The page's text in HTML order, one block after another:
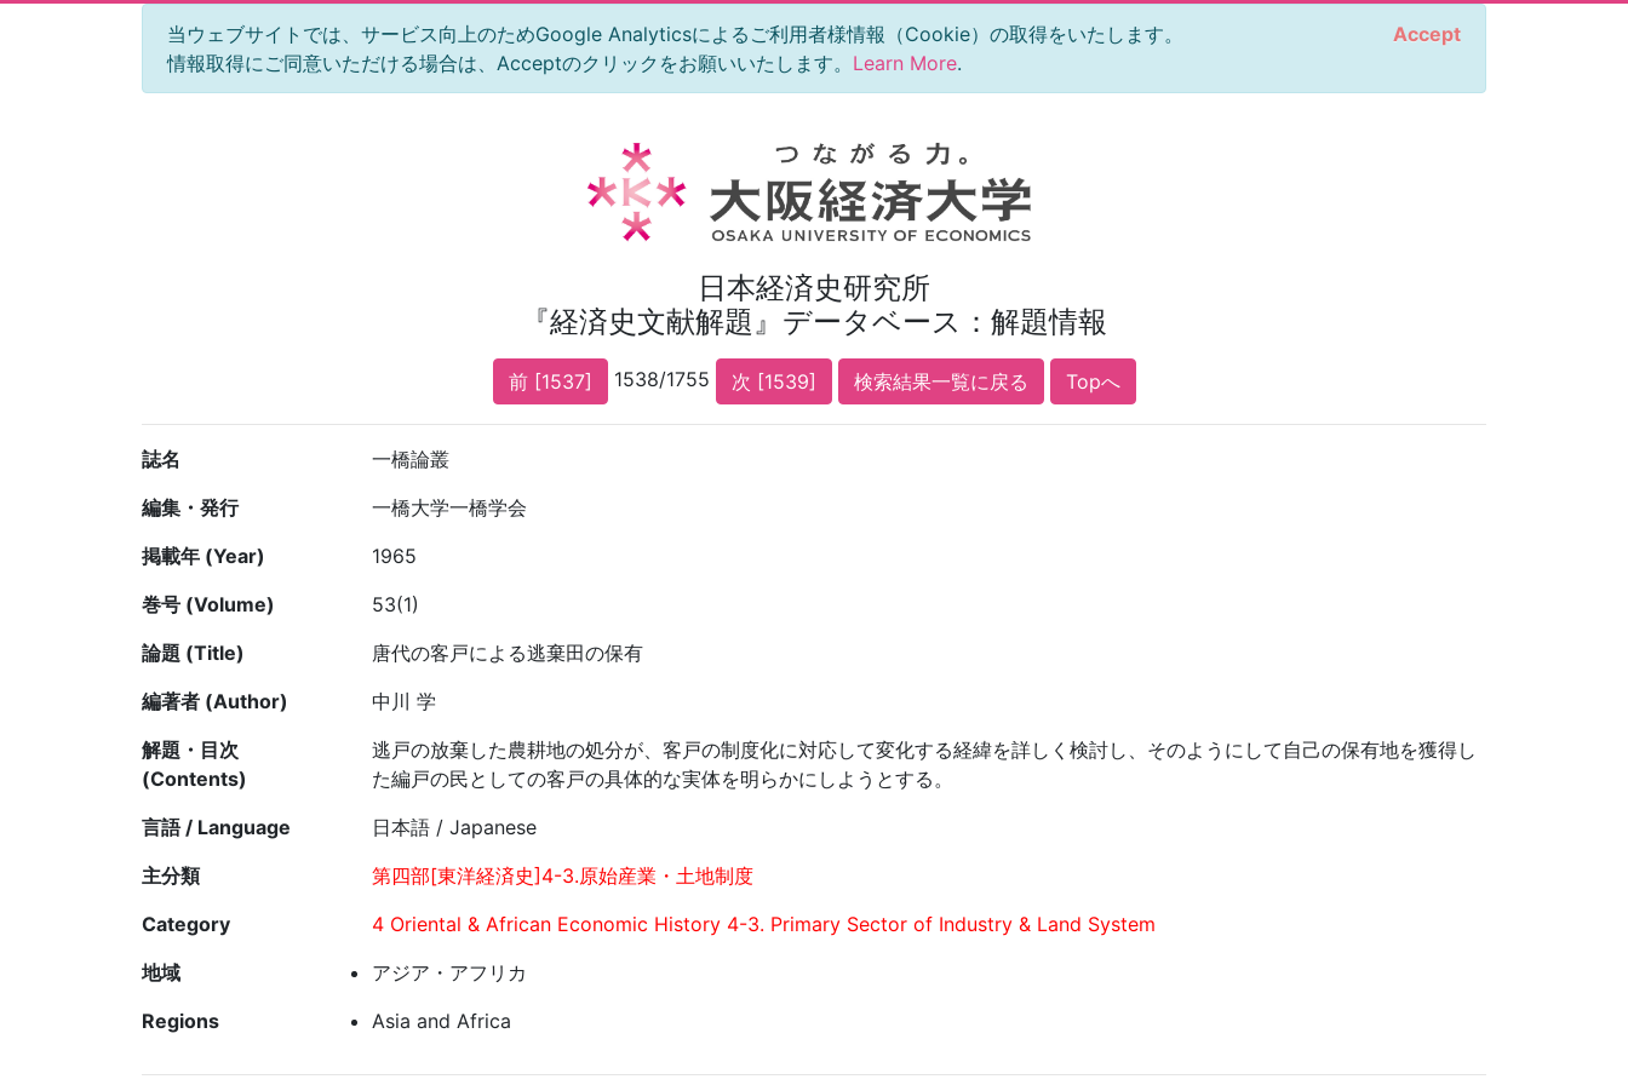
当ウェブサイトでは、サービス向上のためGoogle Analyticsによるご利用者様情報（Cookie）の取得をいたします。
情報取得にご同意いただける場合は、Acceptのクリックをお願いいたします。 Learn More.
Accept
日本経済史研究所
『経済史文献解題』データベース：解題情報
前 [1537] 1538/1755 次 [1539] 検索結果一覧に戻る Topへ
誌名
一橋論叢
編集・発行
一橋大学一橋学会
掲載年 (Year)
1965
巻号 (Volume)
53(1)
論題 (Title)
唐代の客戸による逃棄田の保有
編著者 (Author)
中川 学
解題・目次
(Contents)
逃戸の放棄した農耕地の処分が、客戸の制度化に対応して変化する経緯を詳しく検討し、そのようにして自己の保有地を獲得し
た編戸の民としての客戸の具体的な実体を明らかにしようとする。
言語 / Language
日本語 / Japanese
主分類
第四部[東洋経済史]4-3.原始産業・土地制度
Category
4 Oriental & African Economic History 4-3. Primary Sector of Industry & Land System
地域
アジア・アフリカ
Regions
Asia and Africa